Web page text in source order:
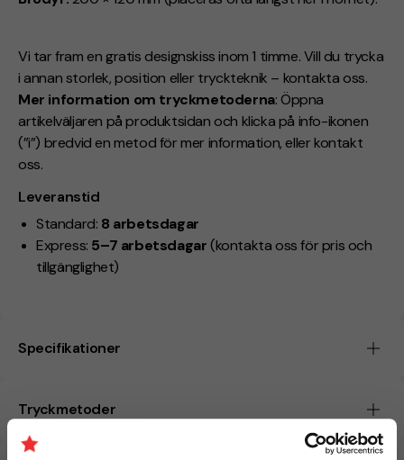
Vi tar fram en gratis designskiss inom 1 timme. Vill du trycka
i annan storlek, position eller tryckteknik – kontakta oss.
Mer information om tryckmetoderna: Öppna
artikelväljaren på produktsidan och klicka på info-ikonen
(”i”) bredvid en metod för mer information, eller kontakt
oss.
Leveranstid
Standard: 8 arbetsdagar
Express: 5–7 arbetsdagar(kontakta oss för pris och
tillgänglighet)
Specifikationer
Tryckmetoder